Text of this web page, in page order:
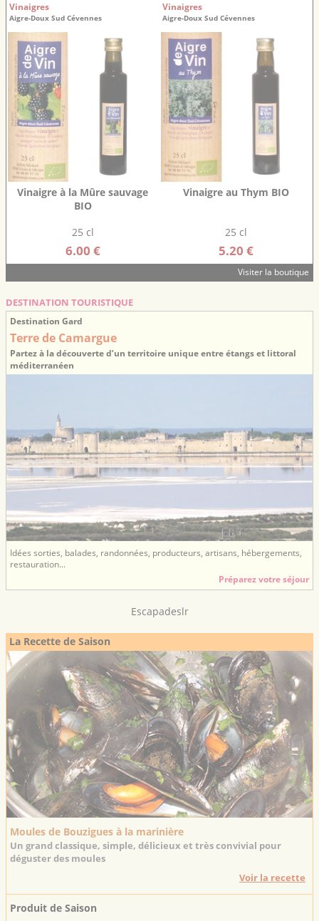
Vinaigres
Aigre-Doux Sud Cévennes
Vinaigre à la Mûre sauvage
BIO
25 cl
6.00 €
Vinaigres
Aigre-Doux Sud Cévennes
Vinaigre au Thym BIO
25 cl
5.20 €
Visiter la boutique
DESTINATION TOURISTIQUE
Destination Gard
Terre de Camargue
Partez à la découverte d’un territoire unique entre étangs et littoral
méditerranéen
Idées sorties, balades, randonnées, producteurs, artisans, hébergements,
restauration...
Préparez votre séjour
Escapadeslr
La Recette de Saison
Moules de Bouzigues à la marinière
Un grand classique, simple, délicieux et très convivial pour
déguster des moules
Voir la recette
Produit de Saison